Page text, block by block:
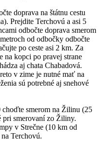
doprava na štátnu cestu
Prejdite Terchovú a asi 5
odbočte doprava smerom
od odbočky odbočte
po ceste asi 2 km. Za
na kopci po pravej strane
aj chata Chabadová.
v zime je nutné mať na
sú potrebné aj snehové
smerom na Žilinu (25
pri smerovaní zo Žiliny.
v Strečne (10 km od
Terchovú.